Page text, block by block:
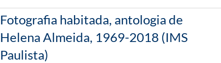
Fotografia habitada, antologia de
Helena Almeida, 1969-2018 (IMS
Paulista)